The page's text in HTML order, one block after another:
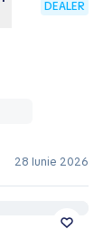
DEALER
28 Iunie 2026